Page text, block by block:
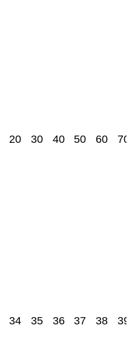
20 30 40 50 60 70
34 35 36 37 38 39